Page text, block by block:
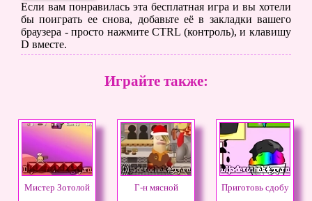
Если вам понравилась эта бесплатная игра и вы хотели
бы поиграть ее снова, добавьте её в закладки вашего
браузера - просто нажмите CTRL (контроль), и клавишу
D вместе.
Играйте также:
Мистер Зотолой Г-н мясной Приготовь сдобу